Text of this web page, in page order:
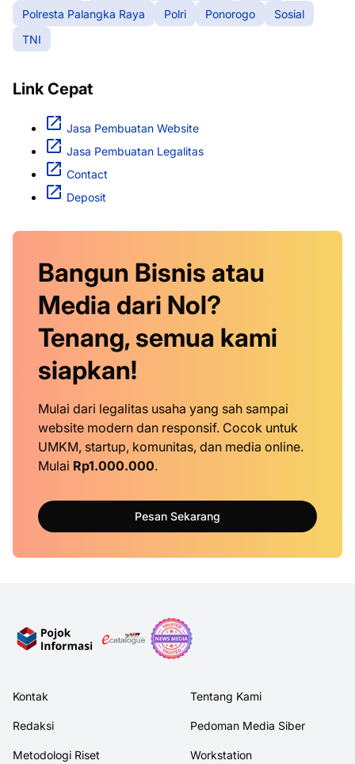
Polresta Palangka Raya
Polri Ponorogo
Sosial
TNI
Link Cepat
Jasa Pembuatan Website
Jasa Pembuatan Legalitas
Contact
Deposit
Bangun Bisnis atau
Media dari Nol?
Tenang, semua kami
siapkan!
Mulai dari legalitas usaha yang sah sampai
website modern dan responsif. Cocok untuk
UMKM, startup, komunitas, dan media online.
Mulai Rp1.000.000.
Pesan Sekarang
Kontak Tentang Kami
Redaksi Pedoman Media Siber
Metodologi Riset Workstation